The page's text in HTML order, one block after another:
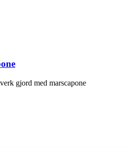
gjord med marscapone